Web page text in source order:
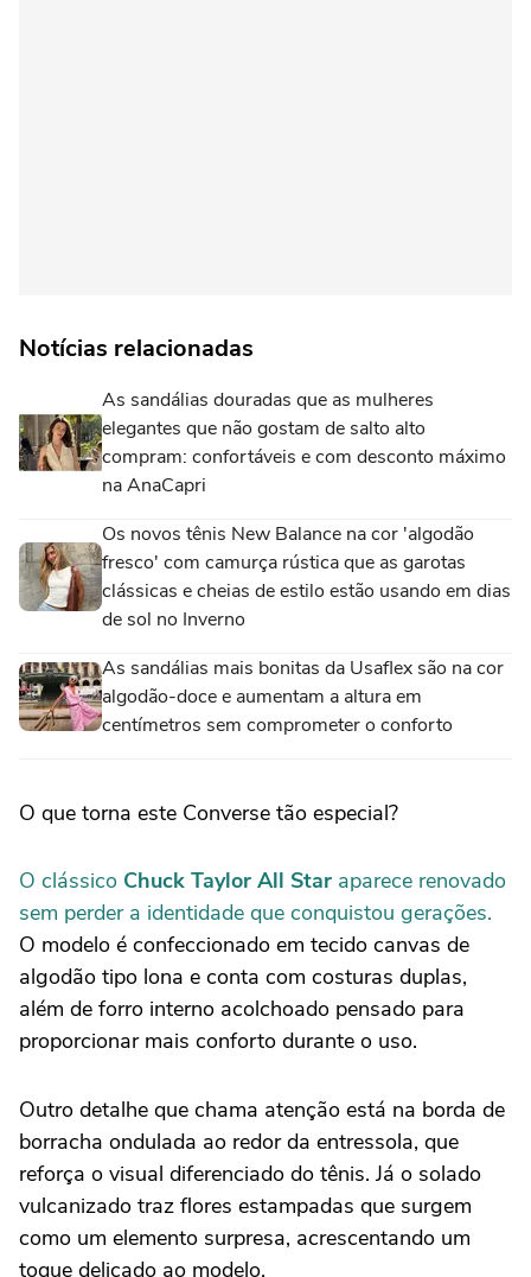
Notícias relacionadas
As sandálias douradas que as mulheres
elegantes que não gostam de salto alto
compram: confortáveis e com desconto máximo
na AnaCapri
Os novos tênis New Balance na cor 'algodão
fresco' com camurça rústica que as garotas
clássicas e cheias de estilo estão usando em dias
de sol no Inverno
As sandálias mais bonitas da Usaflex são na cor
algodão-doce e aumentam a altura em
centímetros sem comprometer o conforto
O que torna este Converse tão especial?
O clássico Chuck Taylor All Star aparece renovado
sem perder a identidade que conquistou gerações.
O modelo é confeccionado em tecido canvas de
algodão tipo lona e conta com costuras duplas,
além de forro interno acolchoado pensado para
proporcionar mais conforto durante o uso.
Outro detalhe que chama atenção está na borda de
borracha ondulada ao redor da entressola, que
reforça o visual diferenciado do tênis. Já o solado
vulcanizado traz flores estampadas que surgem
como um elemento surpresa, acrescentando um
toque delicado ao modelo.